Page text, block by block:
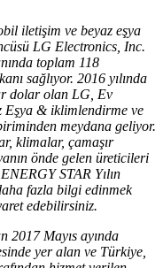
iletişim ve beyaz eşya
LG Electronics, Inc.
toplam 118
sağlıyor. 2016 yılında
dolar olan LG, Ev
Eşya & iklimlendirme ve
meydana geliyor.
klimalar, çamaşır
önde gelen üreticileri
STAR Yılın
fazla bilgi edinmek
edebilirsiniz.
2017 Mayıs ayında
yer alan ve Türkiye,